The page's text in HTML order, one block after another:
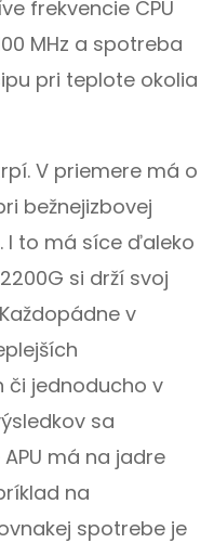
frekvencie CPU
MHz a spotreba
pri teplote okolia
V priemere má o
bežnejizbovej
I to má síce ďaleko
si drží svoj
v
či jednoducho v
sa
má na jadre
na
spotrebe je